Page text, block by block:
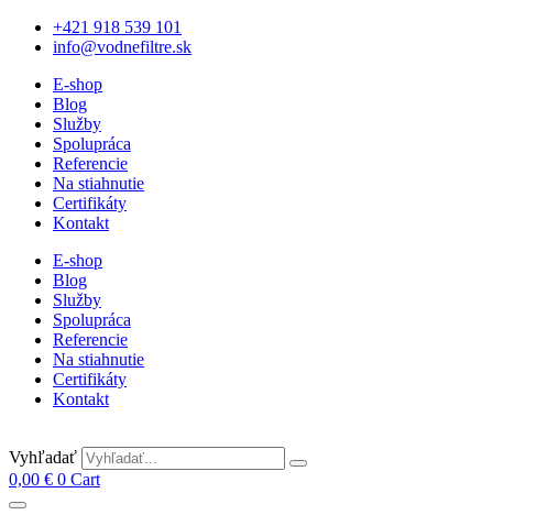
+421 918 539 101
info@vodnefiltre.sk
E-shop
Blog
Služby
Spolupráca
Referencie
Na stiahnutie
Certifikáty
Kontakt
E-shop
Blog
Služby
Spolupráca
Referencie
Na stiahnutie
Certifikáty
Kontakt
Vyhľadať
0,00 € 0 Cart